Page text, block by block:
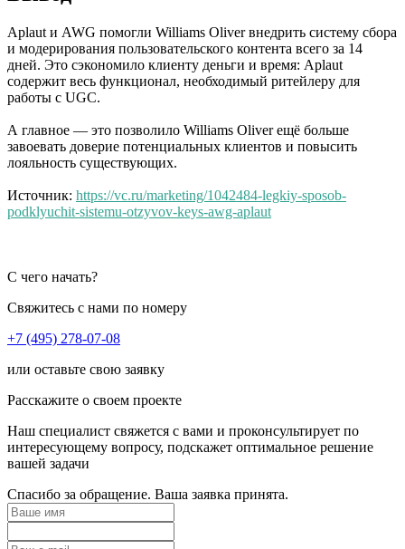
Aplaut и AWG помогли Williams Oliver внедрить систему сбора
и модерирования пользовательского контента всего за 14
дней. Это сэкономило клиенту деньги и время: Aplaut
содержит весь функционал, необходимый ритейлеру для
работы с UGC.
А главное — это позволило Williams Oliver ещё больше
завоевать доверие потенциальных клиентов и повысить
лояльность существующих.
Источник: https://vc.ru/marketing/1042484-legkiy-sposob-
podklyuchit-sistemu-otzyvov-keys-awg-aplaut
С чего начать?
Свяжитесь с нами по номеру
+7 (495) 278-07-08
или оставьте свою заявку
Расскажите о своем проекте
Наш специалист свяжется с вами и проконсультирует по
интересующему вопросу, подскажет оптимальное решение
вашей задачи
Спасибо за обращение. Ваша заявка принята.